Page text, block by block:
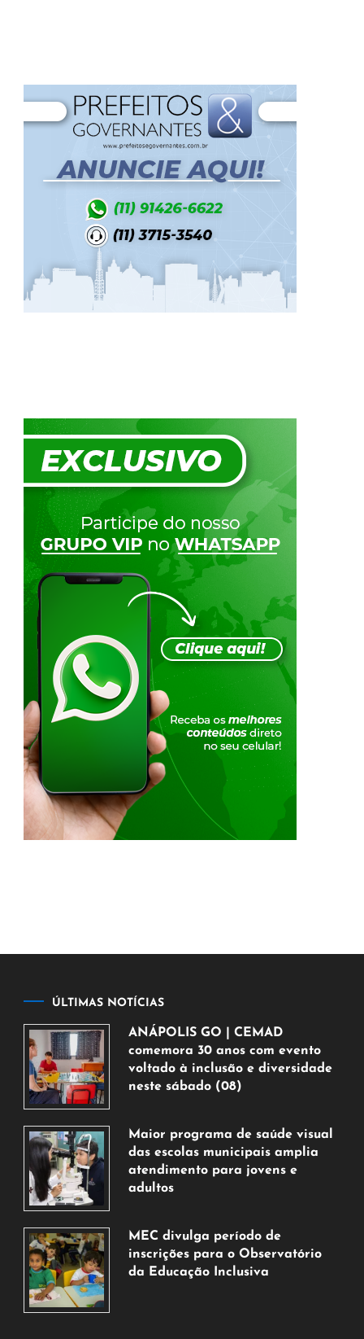
ÚLTIMAS NOTÍCIAS
ANÁPOLIS GO | CEMAD
comemora 30 anos com evento
voltado à inclusão e diversidade
neste sábado (08)
de
agosto
de
2026
Maior programa de saúde visual
das escolas municipais amplia
atendimento para jovens e
adultos
de
agosto
de
MEC divulga período de
inscrições para o Observatório
da Educação Inclusiva